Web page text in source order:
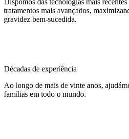
Dispomos das tecnologias mais
tratamentos mais avançados,
gravidez bem-sucedida.
Décadas de experiência
Ao longo de mais de vinte anos,
famílias em todo o mundo.